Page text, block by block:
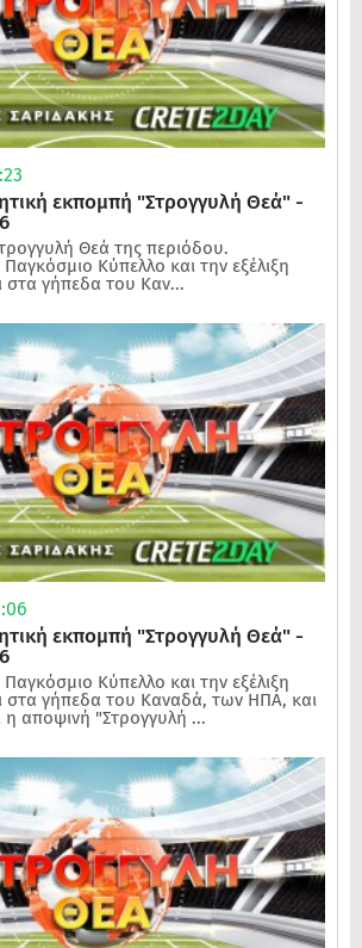
εκπομπή "Στρογγυλή Θεά" -
Θεά της περιόδου.
Κύπελλο και την εξέλιξη
στα γήπεδα του Καν...
εκπομπή "Στρογγυλή Θεά" -
Κύπελλο και την εξέλιξη
στα γήπεδα του Καναδά, των ΗΠΑ, και
η αποψινή "Στρογγυλή ...